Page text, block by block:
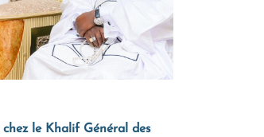
le Khalif Général des